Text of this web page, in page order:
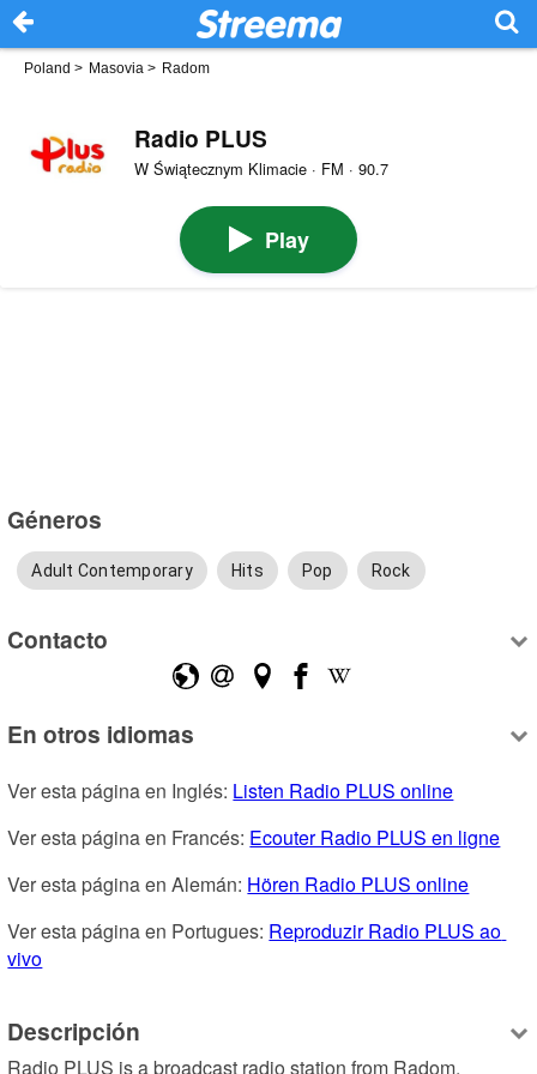
Poland > Masovia > Radom
Radio PLUS
W Świątecznym Klimacie · FM · 90.7
Play
Géneros
Adult Contemporary Hits Pop Rock
Contacto
En otros idiomas
Ver esta página en Inglés: Listen Radio PLUS online
Ver esta página en Francés: Ecouter Radio PLUS en ligne
Ver esta página en Alemán: Hören Radio PLUS online
Ver esta página en Portugues: Reproduzir Radio PLUS ao
vivo
Descripción
Radio PLUS is a broadcast radio station from Radom,